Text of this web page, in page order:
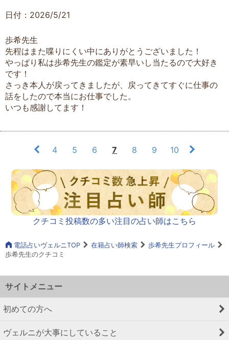
日付：2026/5/21
歩希先生
先程はまた喋りにくい中にありがとうございました！
やっぱり私は歩希先生の鑑定が素早いし当たるので大好き
です！
さっき本人が戻ってきましたが、戻ってきてすぐに仕事の
話をしたので本当にお仕事でした。
いつも感謝してます！
4 5 6 7 8 9 10
クチコミ投稿数の多い注目の占い師はこちら
電話占いヴェルニTOP 在籍占い師検索
歩希先生プロフィール
歩希先生のクチコミ
サイトメニュー
初めての方へ
ヴェルニが大事にしていること